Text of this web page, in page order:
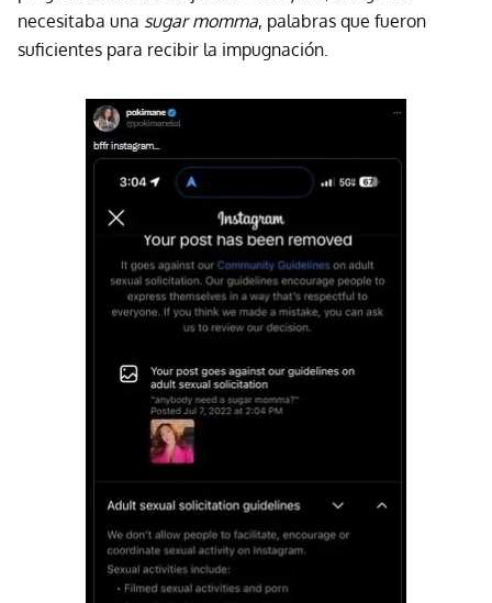
necesitaba una sugar momma, palabras que fueron
suficientes para recibir la impugnación.